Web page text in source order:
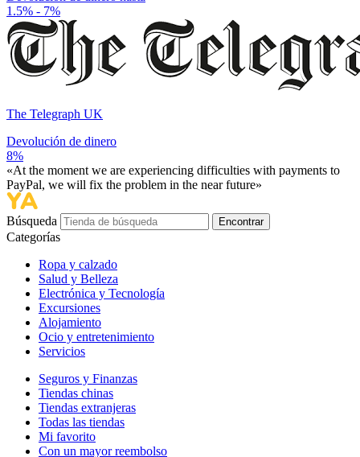
1.5% - 7%
The Telegraph UK
Devolución de dinero
8%
«At the moment we are experiencing difficulties with payments to
PayPal, we will fix the problem in the near future»
Búsqueda Encontrar
Categorías
Ropa y calzado
Salud y Belleza
Electrónica y Tecnología
Excursiones
Alojamiento
Ocio y entretenimiento
Servicios
Seguros y Finanzas
Tiendas chinas
Tiendas extranjeras
Todas las tiendas
Mi favorito
Con un mayor reembolso